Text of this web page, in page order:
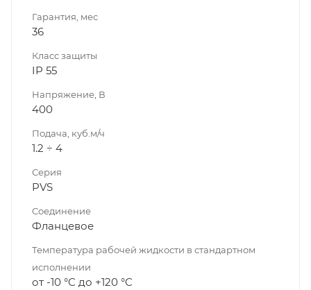
Гарантия, мес
36
Класс защиты
IP 55
Напряжение, В
400
Подача, куб.м/ч
1.2 ÷ 4
Серия
PVS
Соединение
Фланцевое
Температура рабочей жидкости в стандартном
исполнении
от -10 °C до +120 °C